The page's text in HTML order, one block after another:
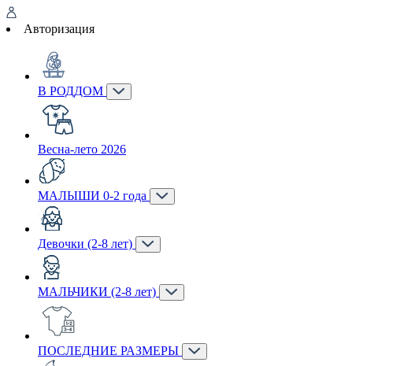
Авторизация
В РОДДОМ
Весна-лето 2026
МАЛЫШИ 0-2 года
Девочки (2-8 лет)
МАЛЬЧИКИ (2-8 лет)
ПОСЛЕДНИЕ РАЗМЕРЫ